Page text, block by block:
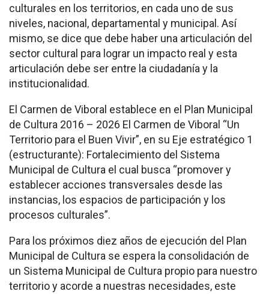
culturales en los territorios, en cada uno de sus
niveles, nacional, departamental y municipal. Así
mismo, se dice que debe haber una articulación del
sector cultural para lograr un impacto real y esta
articulación debe ser entre la ciudadanía y la
institucionalidad.
El Carmen de Viboral establece en el Plan Municipal
de Cultura 2016 – 2026 El Carmen de Viboral “Un
Territorio para el Buen Vivir”, en su Eje estratégico 1
(estructurante): Fortalecimiento del Sistema
Municipal de Cultura el cual busca “promover y
establecer acciones transversales desde las
instancias, los espacios de participación y los
procesos culturales”.
Para los próximos diez años de ejecución del Plan
Municipal de Cultura se espera la consolidación de
un Sistema Municipal de Cultura propio para nuestro
territorio y acorde a nuestras necesidades, este